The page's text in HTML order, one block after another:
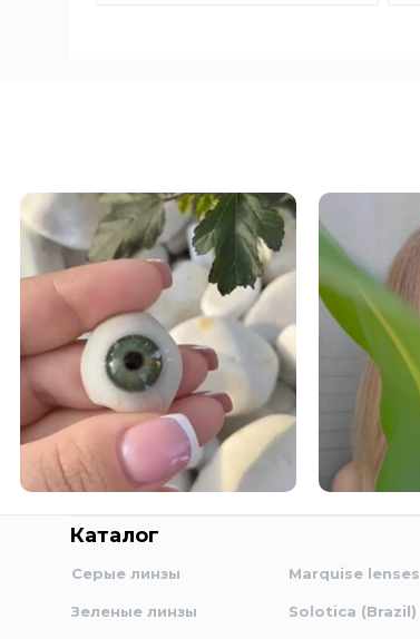
Каталог
Серые линзы
Зеленые линзы
Marquise lenses
Solotica (Brazil)